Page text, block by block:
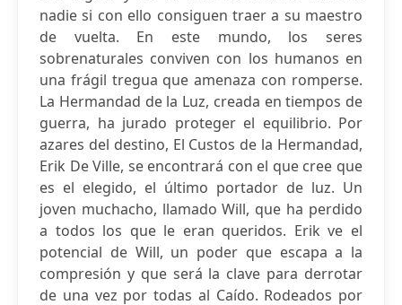
nadie si con ello consiguen traer a su maestro
de vuelta. En este mundo, los seres
sobrenaturales conviven con los humanos en
una frágil tregua que amenaza con romperse.
La Hermandad de la Luz, creada en tiempos de
guerra, ha jurado proteger el equilibrio. Por
azares del destino, El Custos de la Hermandad,
Erik De Ville, se encontrará con el que cree que
es el elegido, el último portador de luz. Un
joven muchacho, llamado Will, que ha perdido
a todos los que le eran queridos. Erik ve el
potencial de Will, un poder que escapa a la
compresión y que será la clave para derrotar
de una vez por todas al Caído. Rodeados por